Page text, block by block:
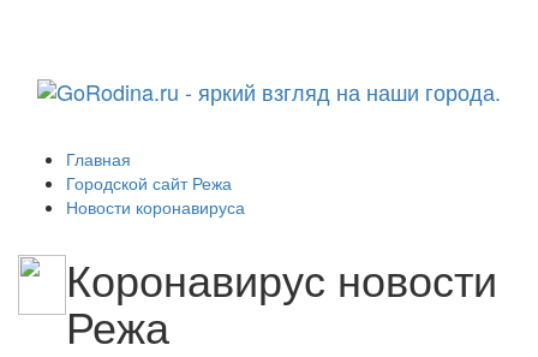
Главная
Городской сайт Режа
Новости коронавируса
Коронавирус новости
Режа